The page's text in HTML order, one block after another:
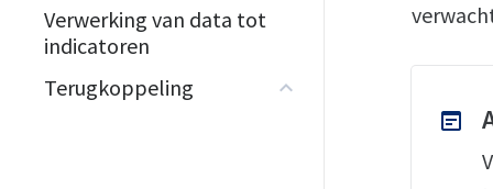
Verwerking van data tot
indicatoren
Terugkoppeling
wysiwyg